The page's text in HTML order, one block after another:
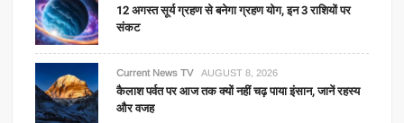
12 अगस्त सूर्य ग्रहण से बनेगा ग्रहण योग, इन 3 राशियों पर
संकट
Current News TV AUGUST 8, 2026
कैलाश पर्वत पर आज तक क्यों नहीं चढ़ पाया इंसान, जानें रहस्य
और वजह